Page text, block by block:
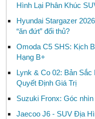
Hình Lại Phân Khúc
Hyundai Stargazer
“ăn đứt” đối thủ?
Omoda C5 SHS: Kịch
Hạng B+
Lynk & Co 02: Bản
Quyết Định Giá Trị
Suzuki Fronx: Góc
Jaecoo J6 - SUV Địa